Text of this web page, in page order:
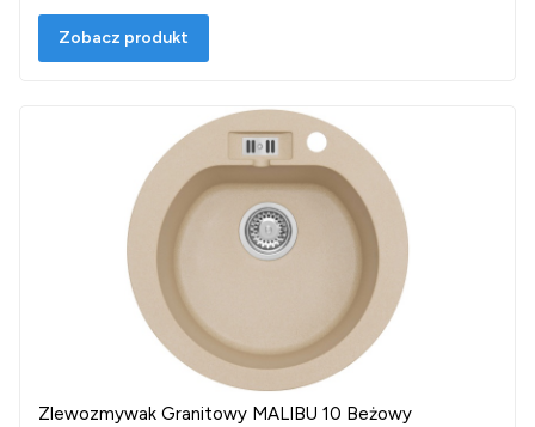
Zobacz produkt
Zlewozmywak Granitowy MALIBU 10 Beżowy